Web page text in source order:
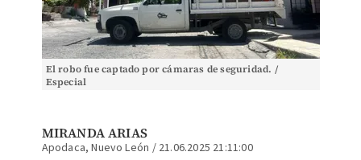
El robo fue captado por cámaras de seguridad. /
Especial
MIRANDA ARIAS
Apodaca, Nuevo León / 21.06.2025 21:11:00